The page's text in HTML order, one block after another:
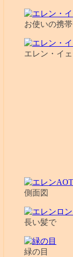
お使いの携
エレン・イ
側面図
長い髪で
緑の目